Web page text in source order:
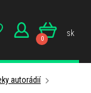
0
sk
autorádií